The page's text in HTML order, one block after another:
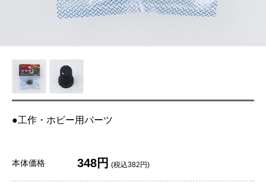
●工作・ホビー用パーツ
本体価格 348円 (税込382円)